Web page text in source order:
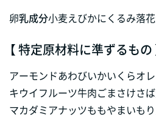
卵乳成分小麦えびかにくるみ落
【 特定原材料に準ずるもの
アーモンドあわびいかいくらオ
キウイフルーツ牛肉ごまさけさば
マカダミアナッツももやまいも